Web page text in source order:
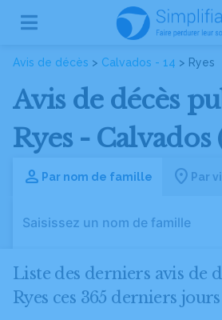
Avis de décès > Calvados - 14 > Ryes
Avis de décès
Ryes - Calvados
Par nom de famille Par
Liste des derniers avis de
Ryes ces 365 derniers jours